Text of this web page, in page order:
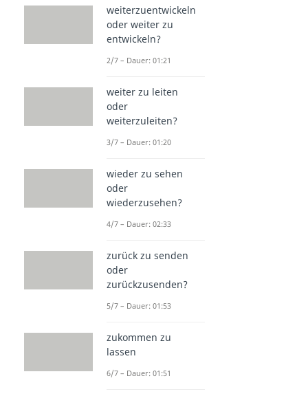
weiterzuentwickeln
oder weiter zu
entwickeln?
2/7 – Dauer: 01:21
weiter zu leiten
oder
weiterzuleiten?
3/7 – Dauer: 01:20
wieder zu sehen
oder
wiederzusehen?
4/7 – Dauer: 02:33
zurück zu senden
oder
zurückzusenden?
5/7 – Dauer: 01:53
zukommen zu
lassen
6/7 – Dauer: 01:51